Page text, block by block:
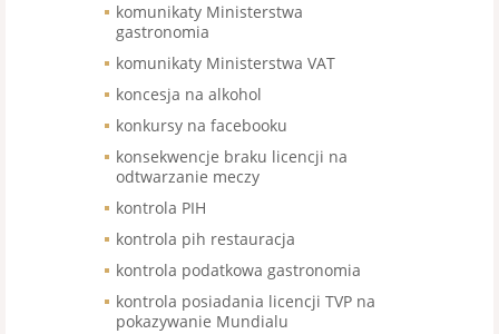
komunikaty Ministerstwa
gastronomia
komunikaty Ministerstwa VAT
koncesja na alkohol
konkursy na facebooku
konsekwencje braku licencji na
odtwarzanie meczy
kontrola PIH
kontrola pih restauracja
kontrola podatkowa gastronomia
kontrola posiadania licencji TVP na
pokazywanie Mundialu